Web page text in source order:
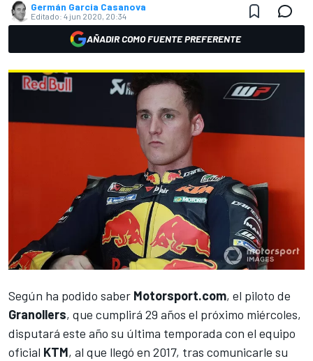
Germán Garcia Casanova
Editado: 4 jun 2020, 20:34
AÑADIR COMO FUENTE PREFERENTE
Según ha podido saber Motorsport.com, el piloto de
Granollers, que cumplirá 29 años el próximo miércoles,
disputará este año su última temporada con el equipo
oficial KTM, al que llegó en 2017, tras comunicarle su